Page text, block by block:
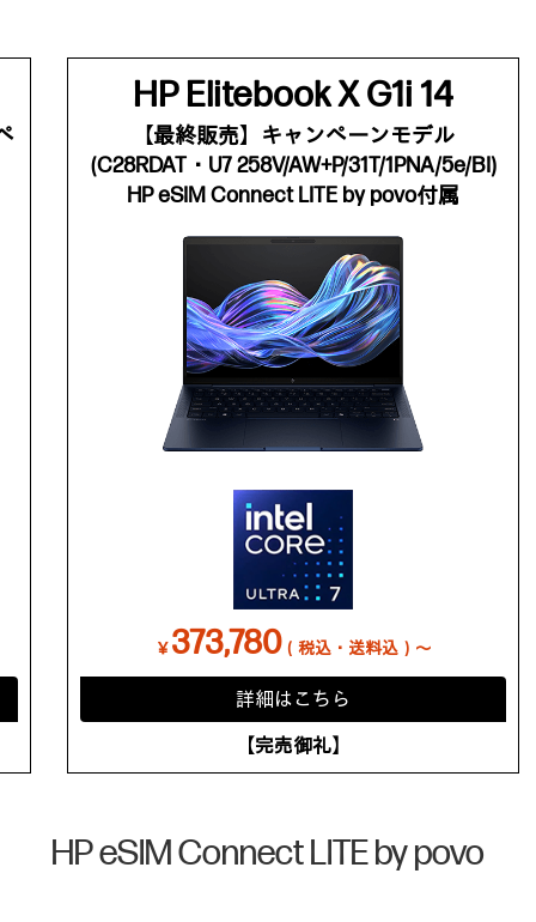
HP Elitebook X G1i 14
【最終販売】キャンペーンモデル
(C28RDAT・U7 258V/AW+P/31T/1PNA/5e/BI)
HP eSIM Connect LITE by povo付属
￥373,780（税込・送料込）～
詳細はこちら
【完売御礼】
HP eSIM Connect LITE by povo